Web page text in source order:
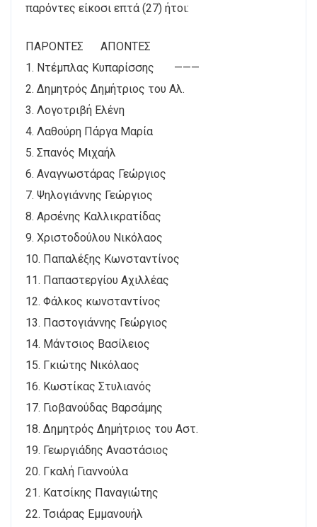
παρόντες είκοσι επτά (27) ήτοι:
ΠΑΡΟΝΤΕΣ ΑΠΟΝΤΕΣ
1. Ντέμπλας Κυπαρίσσης ———
2. Δημητρός Δημήτριος του Αλ.
3. Λογοτριβή Ελένη
4. Λαθούρη Πάργα Μαρία
5. Σπανός Μιχαήλ
6. Αναγνωστάρας Γεώργιος
7. Ψηλογιάννης Γεώργιος
8. Αρσένης Καλλικρατίδας
9. Χριστοδούλου Νικόλαος
10. Παπαλέξης Κωνσταντίνος
11. Παπαστεργίου Αχιλλέας
12. Φάλκος κωνσταντίνος
13. Παστογιάννης Γεώργιος
14. Μάντσιος Βασίλειος
15. Γκιώτης Νικόλαος
16. Κωστίκας Στυλιανός
17. Γιοβανούδας Βαρσάμης
18. Δημητρός Δημήτριος του Αστ.
19. Γεωργιάδης Αναστάσιος
20. Γκαλή Γιαννούλα
21. Κατσίκης Παναγιώτης
22. Τσιάρας Εμμανουήλ